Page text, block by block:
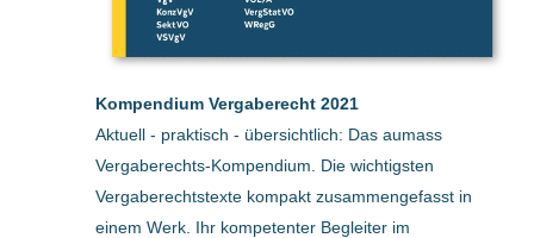
Kompendium Vergaberecht 2021
Aktuell - praktisch - übersichtlich: Das aumass
Vergaberechts-Kompendium. Die wichtigsten
Vergaberechtstexte kompakt zusammengefasst in
einem Werk. Ihr kompetenter Begleiter im